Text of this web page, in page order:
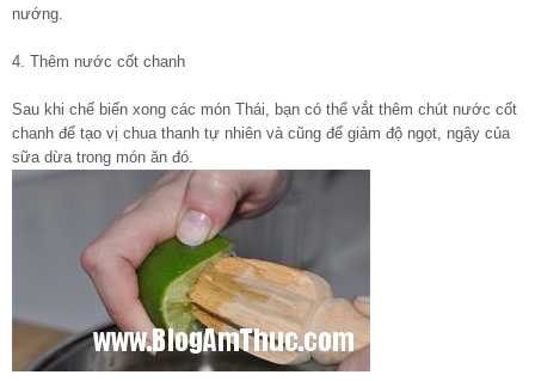
nướng.
4. Thêm nước cốt chanh
Sau khi chế biến xong các món Thái, bạn có thể vắt thêm chút nước cốt
chanh để tạo vị chua thanh tự nhiên và cũng để giảm độ ngọt, ngậy của
sữa dừa trong món ăn đó.